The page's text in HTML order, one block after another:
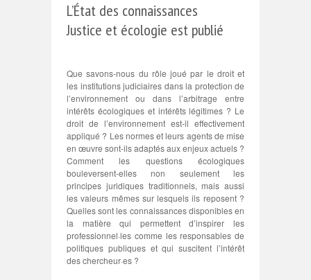
L’État des connaissances
Justice et écologie est publié
Que savons-nous du rôle joué par le droit et
les institutions judiciaires dans la protection de
l’environnement ou dans l’arbitrage entre
intérêts écologiques et intérêts légitimes ? Le
droit de l’environnement est-il effectivement
appliqué ? Les normes et leurs agents de mise
en œuvre sont-ils adaptés aux enjeux actuels ?
Comment les questions écologiques
bouleversent-elles non seulement les
principes juridiques traditionnels, mais aussi
les valeurs mêmes sur lesquels ils reposent ?
Quelles sont les connaissances disponibles en
la matière qui permettent d’inspirer les
professionnel·les comme les responsables de
politiques publiques et qui suscitent l’intérêt
des chercheur·es ?